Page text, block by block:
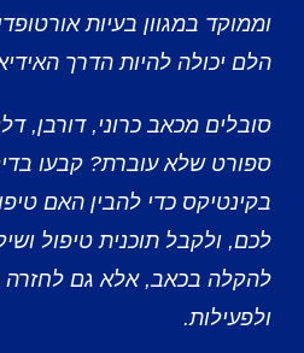
וממוקד במגוון בעיות
הלם יכולה להיות הדרך
סובלים מכאב כרוני, דורבן,
ספורט שלא עוברת? קבעו
בקינטיקס כדי להבין האם
לכם, ולקבל תוכנית טיפול
להקלה בכאב, אלא גם לחזרה
ולפעילות.